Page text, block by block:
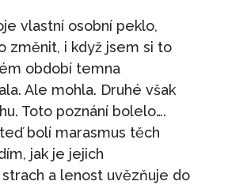
vlastní osobní peklo,
změnit, i když jsem si to
období temna
Ale mohla. Druhé však
Toto poznání bolelo….
bolí marasmus těch
jak je jejich
a lenost uvězňuje do